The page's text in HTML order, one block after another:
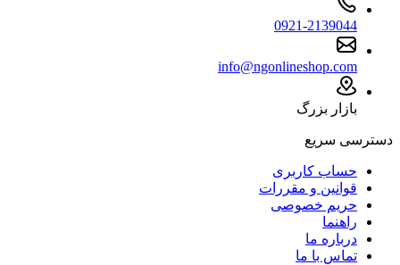
0921-2139044
info@ngonlineshop.com
بازار بزرگ
دسترسی سریع
حساب کاربری
قوانین و مقررات
حریم خصوصی
راهنما
درباره ما
تماس با ما